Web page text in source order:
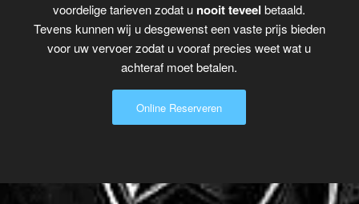
voordelige tarieven zodat u nooit teveel betaald.
Tevens kunnen wij u desgewenst een vaste prijs bieden
voor uw vervoer zodat u vooraf precies weet wat u
achteraf moet betalen.
Online Reserveren